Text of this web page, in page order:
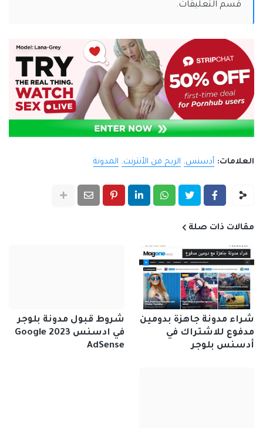
قسم التعليقات.
العلامات: أدسنس الربح من الأنترنت المدونة
مقالات ذات صلة
شراء مدونة جاهزة بدومين
مدفوع للاشتراك في
أدسنس بلوجر
شروط قبول مدونة بلوجر
في ادسنس 2023 Google
AdSense